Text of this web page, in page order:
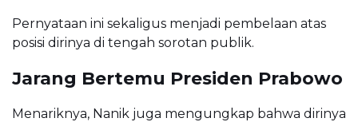
Pernyataan ini sekaligus menjadi pembelaan atas
posisi dirinya di tengah sorotan publik.
Jarang Bertemu Presiden Prabowo
Menariknya, Nanik juga mengungkap bahwa dirinya